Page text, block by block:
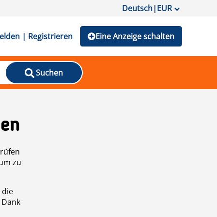
Deutsch|EUR
| Registrieren Eine Anzeige schalten
Suchen
zu
die